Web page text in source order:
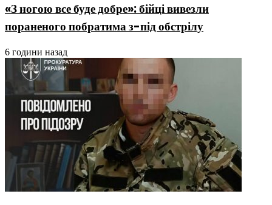
«З ногою все буде добре»: бійці вивезли
пораненого побратима з-під обстрілу
6 години назад